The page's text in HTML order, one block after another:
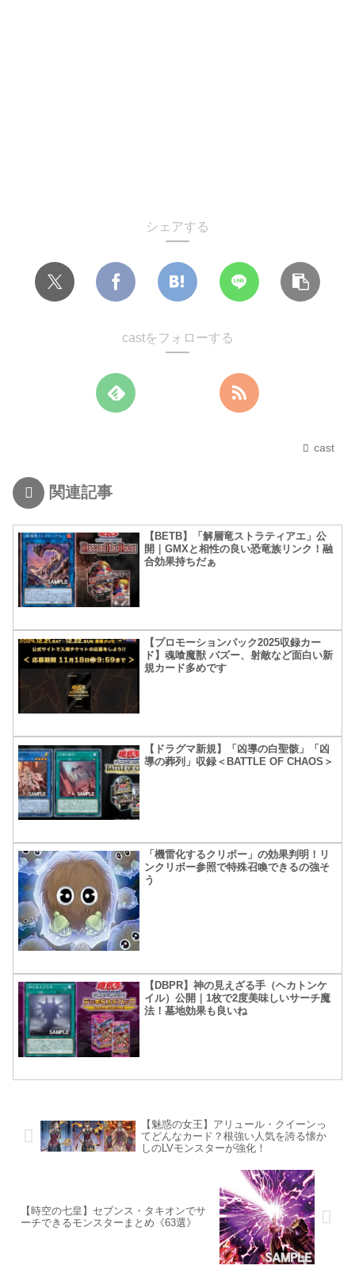
シェアする
castをフォローする
cast
関連記事
【BETB】「解層竜ストラティアエ」公
開｜GMXと相性の良い恐竜族リンク！融
合効果持ちだぁ
【プロモーションパック2025収録カー
ド】魂喰魔獣 バズー、射敵など面白い新
規カード多めです
【ドラグマ新規】「凶導の白聖骸」「凶
導の葬列」収録＜BATTLE OF CHAOS＞
「機雷化するクリボー」の効果判明！リ
ンクリボー参照で特殊召喚できるの強そ
う
【DBPR】神の見えざる手（ヘカトンケ
イル）公開｜1枚で2度美味しいサーチ魔
法！墓地効果も良いね
【魅惑の女王】アリュール・クイーンっ
てどんなカード？根強い人気を誇る懐か
しのLVモンスターが強化！
【時空の七皇】セブンス・タキオンでサ
ーチできるモンスターまとめ《63選》